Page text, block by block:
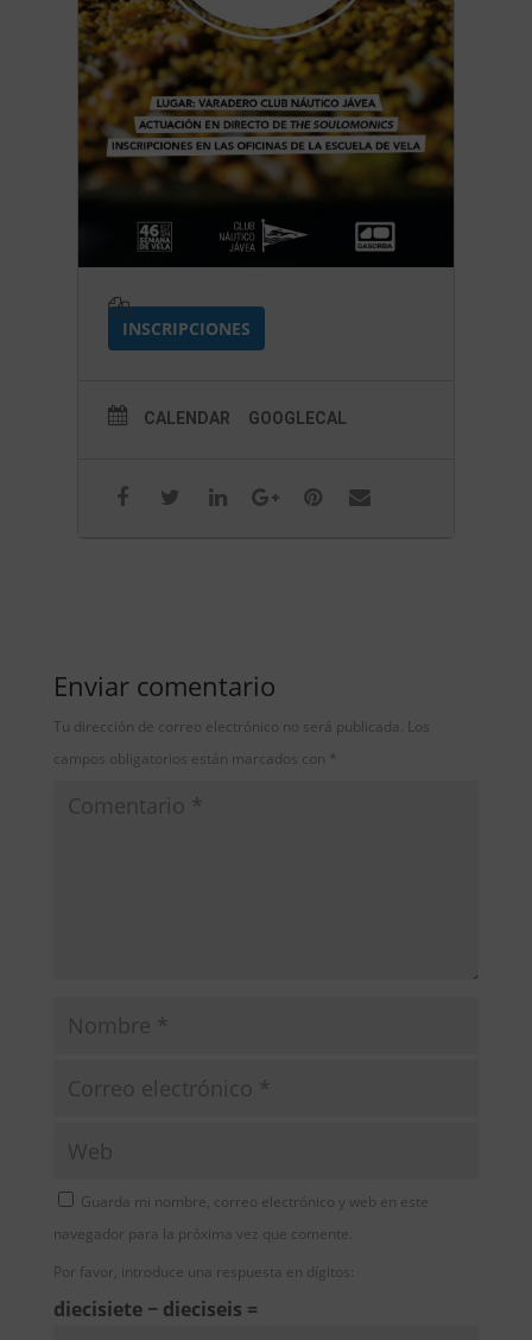
INSCRIPCIONES
CALENDAR GOOGLECAL
Enviar comentario
Tu dirección de correo electrónico no será publicada. Los
campos obligatorios están marcados con *
Guarda mi nombre, correo electrónico y web en este
navegador para la próxima vez que comente.
Por favor, introduce una respuesta en dígitos:
diecisiete − dieciseis =